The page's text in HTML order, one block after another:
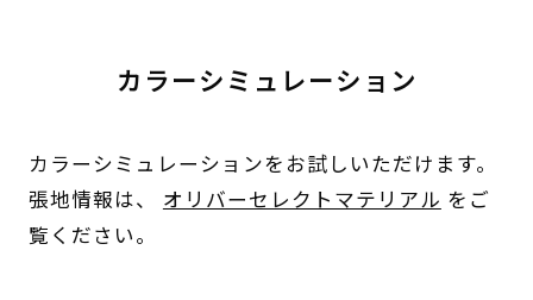
カラーシミュレーション
カラーシミュレーションをお試しいただけます。
張地情報は、 オリバーセレクトマテリアル をご
覧ください。